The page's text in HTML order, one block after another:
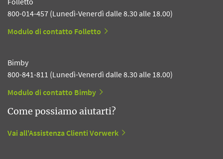
800-014-457 (Lunedì-Venerdì dalle 8.30 alle 18.00)
Modulo di contatto Folletto
Bimby
800-841-811 (Lunedì-Venerdì dalle 8.30 alle 18.00)
Modulo di contatto Bimby
Come possiamo aiutarti?
Vai all'Assistenza Clienti Vorwerk